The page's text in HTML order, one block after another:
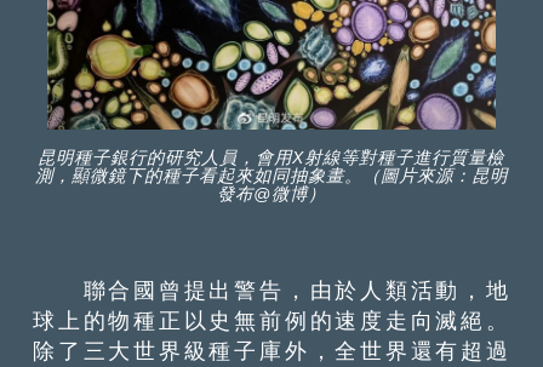
昆明種子銀行的研究人員，會用X射線等對種子進行質量檢
測，顯微鏡下的種子看起來如同抽象畫。（圖片來源：昆明
發布@微博）
聯合國曾提出警告，由於人類活動，地
球上的物種正以史無前例的速度走向滅絕。
除了三大世界級種子庫外，全世界還有超過